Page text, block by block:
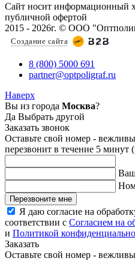
Сайт носит информационный
публичной офертой
2015 - 2026г. © ООО
Создание сайта
8 (800) 5000 691
partner@optpoligraf.ru
Наверх
Вы из города Москва?
Да Выбрать другой
Заказать звонок
Оставьте свой номер -
перезвонит в течение 5 минут
Перезвоните мне
Я даю согласие на
соответствии с Согласием на
и Политикой
Заказать
Оставьте свой номер -